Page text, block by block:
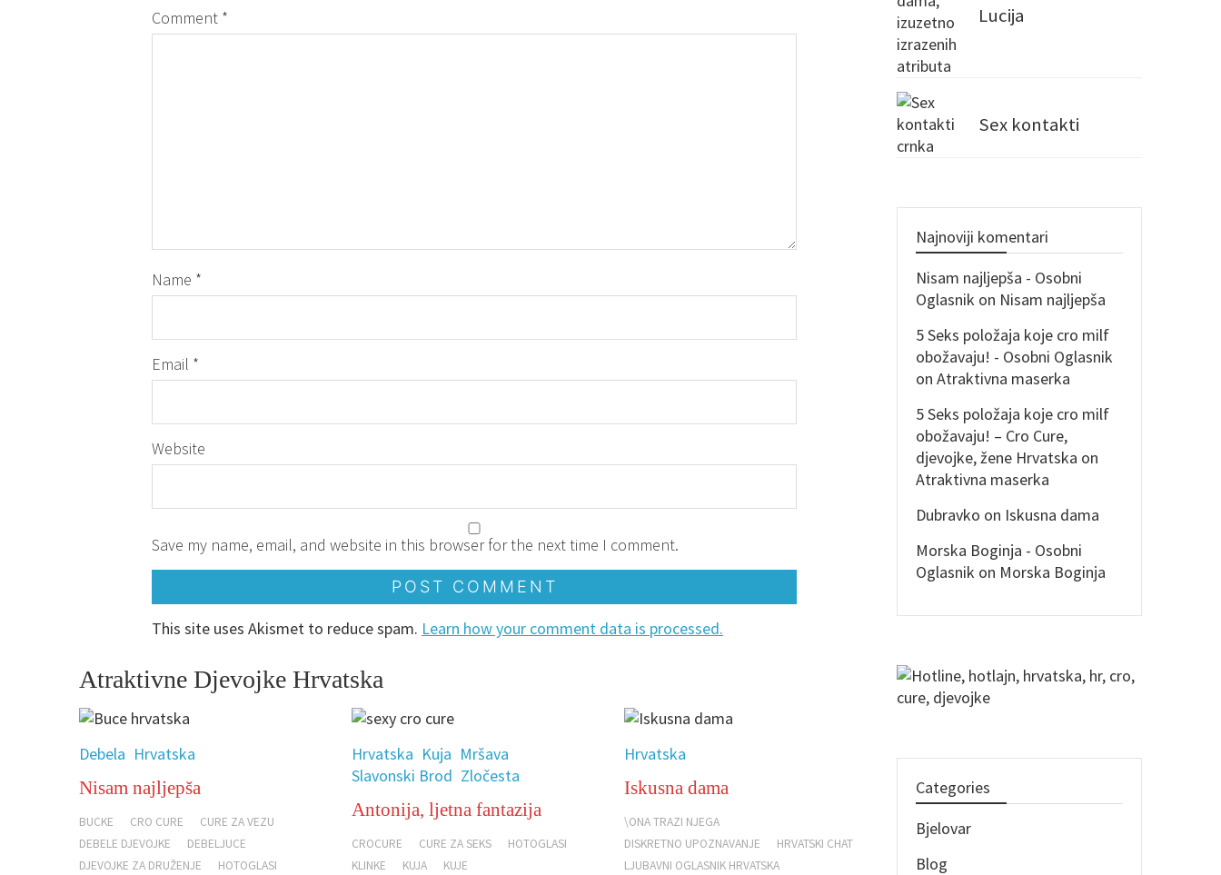
Comment *
Name *
Email *
Website
Save my name, email, and website in this browser for the next time I comment.
This site uses Akismet to reduce spam. Learn how your comment data is processed.
Atraktivne Djevojke Hrvatska
Debela Hrvatska
Nisam najljepša
BUCKE CRO CURE
CURE ZA VEZU
DEBELE DJEVOJKE
DEBELJUCE
DJEVOJKE ZA DRUŽENJE
HOTOGLASI
Hrvatska Kuja Mršava
Slavonski Brod Zločesta
Antonija, ljetna fantazija
CROCURE CURE ZA SEKS
HOTOGLASI
KLINKE
KUJA
KUJE
Hrvatska
Iskusna dama
\ONA TRAZI NJEGA
DISKRETNO UPOZNAVANJE
HRVATSKI CHAT
LJUBAVNI OGLASNIK HRVATSKA
Lucija
Sex kontakti
Najnoviji komentari
Nisam najljepša - Osobni
Oglasnik on Nisam najljepša
5 Seks položaja koje cro milf
obožavaju! - Osobni Oglasnik
on Atraktivna maserka
5 Seks položaja koje cro milf
obožavaju! – Cro Cure,
djevojke, žene Hrvatska on
Atraktivna maserka
Dubravko on Iskusna dama
Morska Boginja - Osobni
Oglasnik on Morska Boginja
Categories
Bjelovar
Blog